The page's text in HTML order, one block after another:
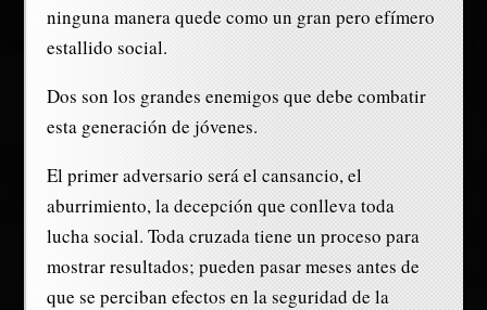
ninguna manera quede como un gran pero efímero
estallido social.
Dos son los grandes enemigos que debe combatir
esta generación de jóvenes.
El primer adversario será el cansancio, el
aburrimiento, la decepción que conlleva toda
lucha social. Toda cruzada tiene un proceso para
mostrar resultados; pueden pasar meses antes de
que se perciban efectos en la seguridad de la